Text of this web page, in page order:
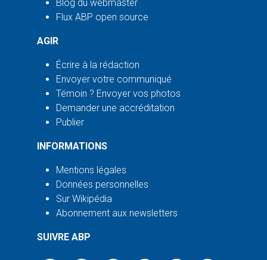
Blog du webmaster
Flux ABP open source
AGIR
Écrire à la rédaction
Envoyer votre communiqué
Témoin ? Envoyer vos photos
Demander une accréditation
Publier
INFORMATIONS
Mentions légales
Données personnelles
Sur Wikipédia
Abonnement aux newsletters
SUIVRE ABP